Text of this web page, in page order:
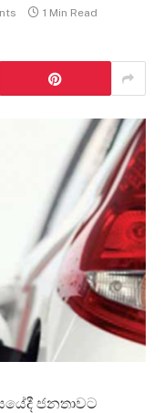
1 Min Read
ජනතාවට